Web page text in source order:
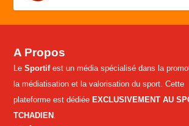
A Propos
LeSportifest un média spécialisé dans la
la médiatisation et la valorisation du sport. Cette
plateforme est dédiée EXCLUSIVEMENT AU
TCHADIEN